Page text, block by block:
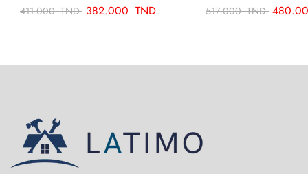
411.000TND 382.000 TND 517.000TND